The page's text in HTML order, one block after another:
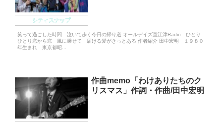
シティスナップ
笑って過ごした時間 泣いて歩く今日の帰り道 オールデイズ直江津Radio ひとり
ひとり窓から窓 風に乗せて 届ける愛がきっとある 作者紹介 田中宏明 １９８０
年生まれ 東京都昭...
作曲memo「わけありたちのク
リスマス」作詞・作曲/田中宏明